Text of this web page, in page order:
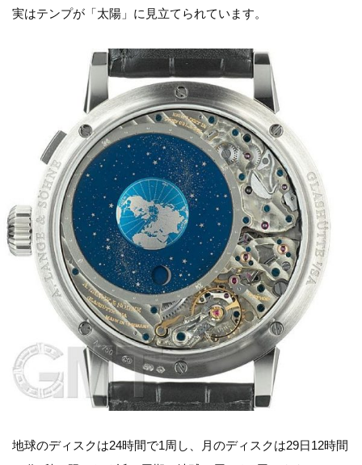
実はテンプが「太陽」に見立てられています。
地球のディスクは24時間で1周し、月のディスクは29日12時間